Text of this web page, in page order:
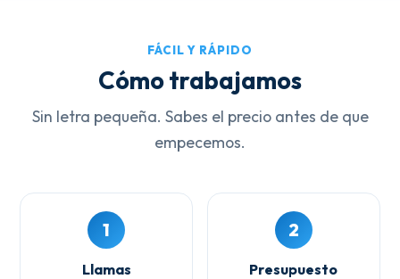
FÁCIL Y RÁPIDO
Cómo trabajamos
Sin letra pequeña. Sabes el precio antes de que
empecemos.
1
Llamas
2
Presupuesto